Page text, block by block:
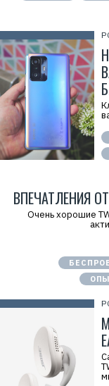
ВПЕЧАТЛЕНИЯ ОТ
Очень хорошие